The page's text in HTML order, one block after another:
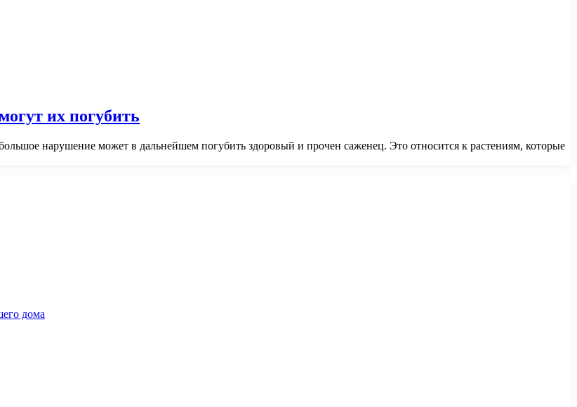
их погубить
нарушение может в дальнейшем погубить здоровый и прочен саженец. Это относится к растениям, которые
дома